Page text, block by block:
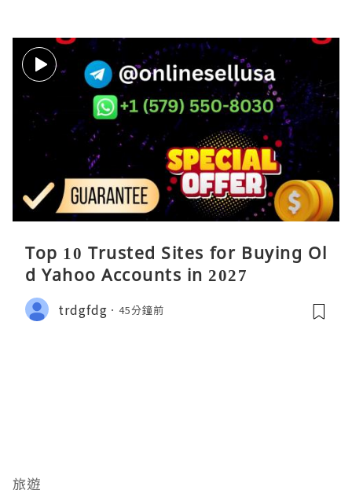
Top 10 Trusted Sites for Buying Ol
d Yahoo Accounts in 2027
trdgfdg 45分鐘前
旅遊